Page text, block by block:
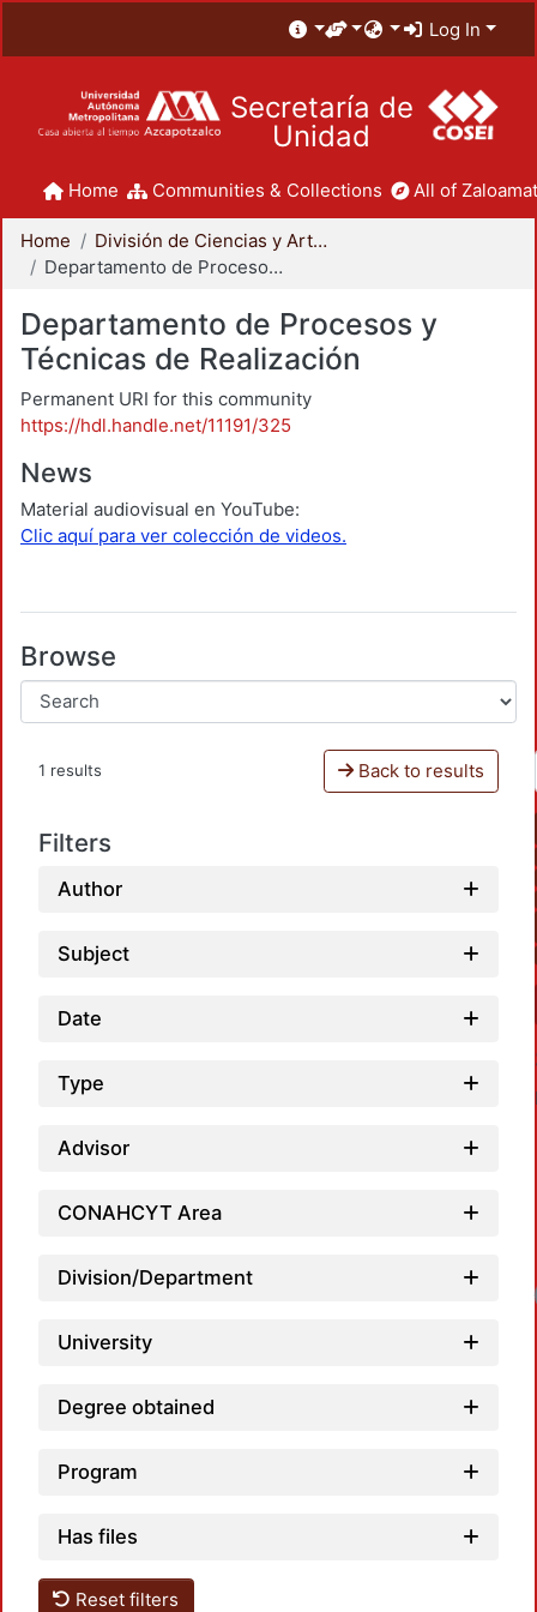
Log In
Secretaría de
Unidad
Home Communities & Collections All of
Home
División de Ciencias y Artes para el Diseño
Departamento de Procesos y Técnicas de Realización
Departamento de Procesos y
Técnicas de Realización
Permanent URI for this community
https://hdl.handle.net/11191/325
News
Material audiovisual en YouTube:
Clic aquí para ver colección de videos.
Browse
1 results Back to results
Filters
Author
Subject
Date
Type
Advisor
CONAHCYT Area
Division/Department
University
Degree obtained
Program
Has files
Reset filters